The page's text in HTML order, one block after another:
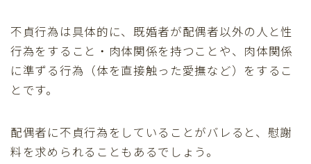
不貞行為は具体的に、既婚者が配偶者以外の人と性
行為をすること・肉体関係を持つことや、肉体関係
に準ずる行為（体を直接触った愛撫など）をするこ
とです。
配偶者に不貞行為をしていることがバレると、慰謝
料を求められることもあるでしょう。